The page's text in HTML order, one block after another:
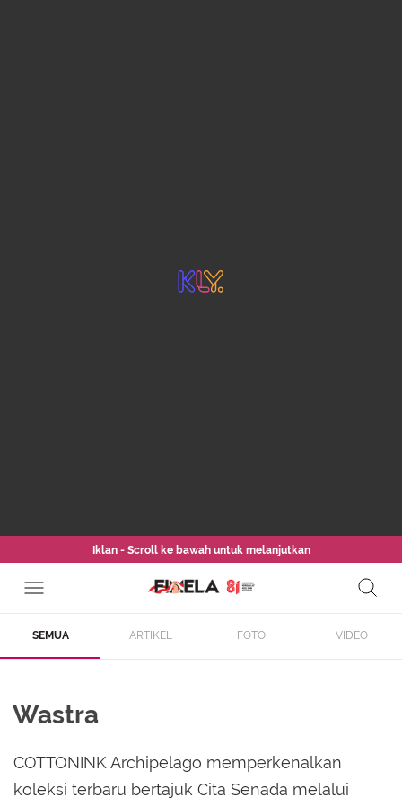
Iklan - Scroll ke bawah untuk melanjutkan
SEMUA ARTIKEL FOTO VIDEO
Wastra
COTTONINK Archipelago memperkenalkan
koleksi terbaru bertajuk Cita Senada melalui